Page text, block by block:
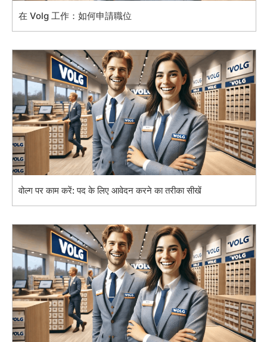
在 Volg 工作：如何申請職位
वोल्ग पर काम करें: पद के लिए आवेदन करने का तरीका सीखें